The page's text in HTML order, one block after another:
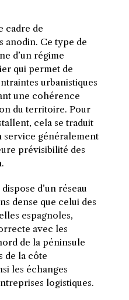
cadre de
anodin. Ce type de
d’un régime
qui permet de
urbanistiques
une cohérence
du territoire. Pour
cela se traduit
service généralement
prévisibilité des
d’un réseau
dense que celui des
espagnoles,
avec les
de la péninsule
de la côte
les échanges
logistiques.